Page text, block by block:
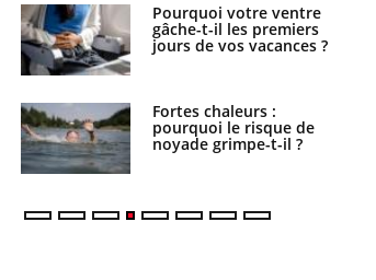
Toujours connectés : comment le
travail empiète de plus en plus sur
Pourquoi votre ventre
gâche-t-il les premiers
jours de vos vacances ?
Fortes chaleurs :
pourquoi le risque de
noyade grimpe-t-il ?